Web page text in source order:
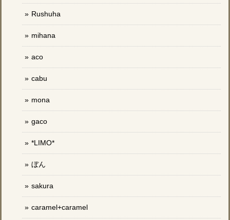
Rushuha
mihana
aco
cabu
mona
gaco
*LIMO*
ぼん
sakura
caramel+caramel